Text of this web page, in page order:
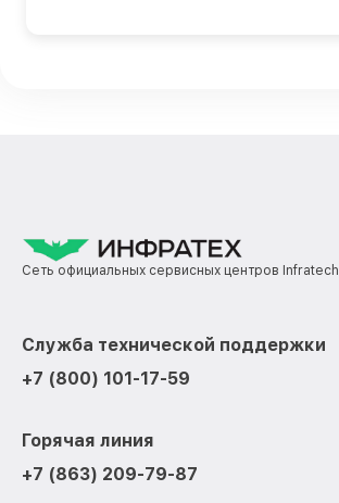
Сеть официальных сервисных центров Infratech
Служба технической поддержки
+7 (800) 101-17-59
Горячая линия
+7 (863) 209-79-87